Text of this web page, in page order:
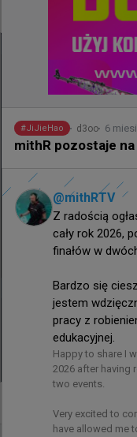
spotkania
#JiJieHao d3oo 6
mithR pozostaje
@mithRTV
Z radością
cały rok 2026,
finałów w
Bardzo się
jestem
pracy z
edukacyjnej.
Happy to share I
2026 after having
two events.
Very excited to
have allowed me